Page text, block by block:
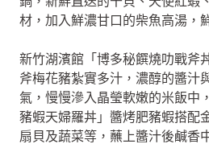
材，加入鮮濃甘口的柴魚高湯，
新竹湖濱館「博多秘饌燒叻戰斧
斧梅花豬紮實多汁，濃醇的醬汁
氣，慢慢滲入晶瑩軟嫩的米飯中
豬蝦天婦羅丼」醬烤肥豬蝦搭配
扇貝及蔬菜等，蘸上醬汁後鹹香